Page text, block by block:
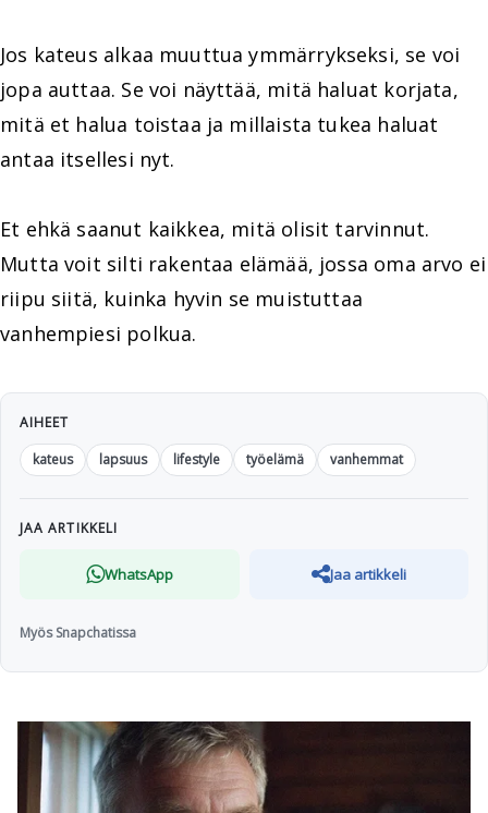
Jos kateus alkaa muuttua ymmärrykseksi, se voi
jopa auttaa. Se voi näyttää, mitä haluat korjata,
mitä et halua toistaa ja millaista tukea haluat
antaa itsellesi nyt.
Et ehkä saanut kaikkea, mitä olisit tarvinnut.
Mutta voit silti rakentaa elämää, jossa oma arvo ei
riipu siitä, kuinka hyvin se muistuttaa
vanhempiesi polkua.
AIHEET
kateus
lapsuus lifestyle työelämä vanhemmat
JAA ARTIKKELI
WhatsApp Jaa artikkeli
Myös Snapchatissa